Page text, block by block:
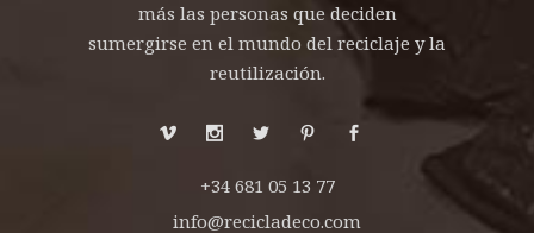
más las personas que deciden
sumergirse en el mundo del reciclaje y la
reutilización.
+34 681 05 13 77
info@recicladeco.com